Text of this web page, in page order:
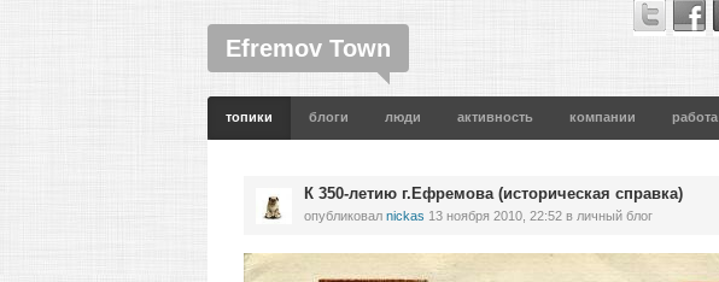
Efremov Town
топики блоги люди активность компании работа
К 350-летию г.Ефремова (историческая справка)
опубликовал nickas 13 ноября 2010, 22:52 в личный блог